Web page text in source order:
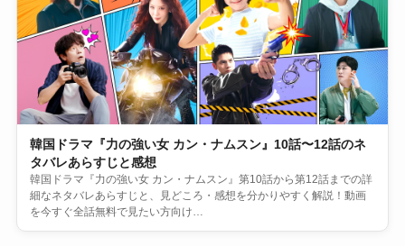
韓国ドラマ『力の強い女 カン・ナムスン』10話〜12話のネ
タバレあらすじと感想
韓国ドラマ『力の強い女 カン・ナムスン』第10話から第12話までの詳
細なネタバレあらすじと、見どころ・感想を分かりやすく解説！動画
を今すぐ全話無料で見たい方向け…